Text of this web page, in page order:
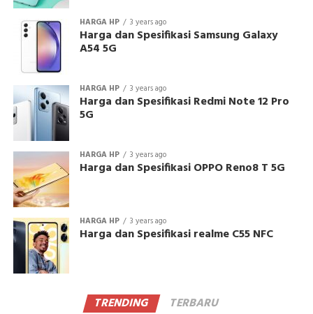
HARGA HP 3 years ago
Harga dan Spesifikasi Samsung Galaxy
A54 5G
HARGA HP 3 years ago
Harga dan Spesifikasi Redmi Note 12 Pro
5G
HARGA HP 3 years ago
Harga dan Spesifikasi OPPO Reno8 T 5G
HARGA HP 3 years ago
Harga dan Spesifikasi realme C55 NFC
TRENDING TERBARU